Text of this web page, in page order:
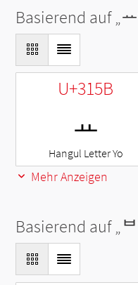
Basierend auf „ᅭ
U+315B
ㅛ
Hangul Letter Yo
Mehr Anzeigen
Basierend auf „ᄇ